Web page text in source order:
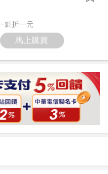
點折一元
馬上購買